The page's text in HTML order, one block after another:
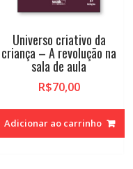
Universo criativo da
criança – A revolução na
sala de aula
R$70,00
Adicionar ao carrinho